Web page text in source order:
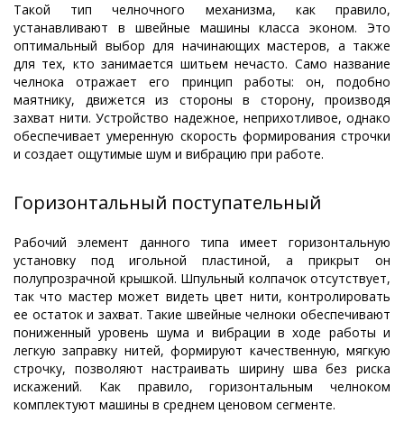
Такой тип челночного механизма, как правило,
устанавливают в швейные машины класса эконом. Это
оптимальный выбор для начинающих мастеров, а также
для тех, кто занимается шитьем нечасто. Само название
челнока отражает его принцип работы: он, подобно
маятнику, движется из стороны в сторону, производя
захват нити. Устройство надежное, неприхотливое, однако
обеспечивает умеренную скорость формирования строчки
и создает ощутимые шум и вибрацию при работе.
Горизонтальный поступательный
Рабочий элемент данного типа имеет горизонтальную
установку под игольной пластиной, а прикрыт он
полупрозрачной крышкой. Шпульный колпачок отсутствует,
так что мастер может видеть цвет нити, контролировать
ее остаток и захват. Такие швейные челноки обеспечивают
пониженный уровень шума и вибрации в ходе работы и
легкую заправку нитей, формируют качественную, мягкую
строчку, позволяют настраивать ширину шва без риска
искажений. Как правило, горизонтальным челноком
комплектуют машины в среднем ценовом сегменте.